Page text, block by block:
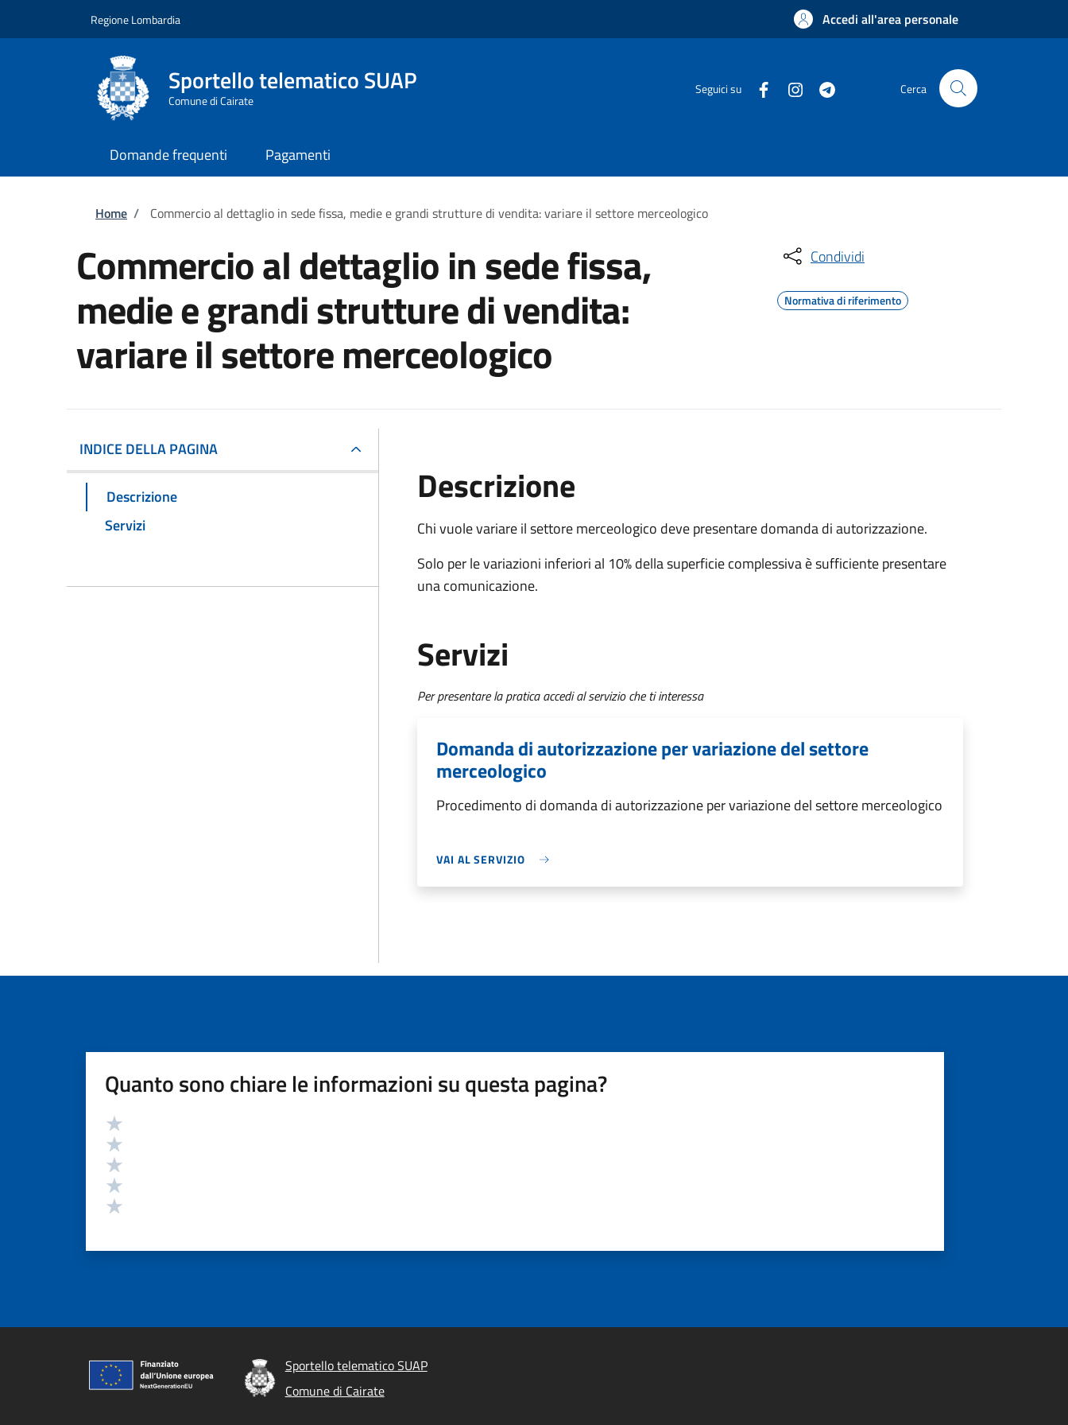
Regione Lombardia Accedi all'area personale
Sportello telematico SUAP
Comune di Cairate
Seguici su Cerca
Domande frequenti Pagamenti
Briciole di pane
Home / Commercio al dettaglio in sede fissa, medie e grandi strutture di vendita: variare il settore merceologico
Commercio al dettaglio in sede fissa,
medie e grandi strutture di vendita:
variare il settore merceologico
Condividi
Normativa di riferimento
INDICE DELLA PAGINA
Descrizione
Servizi
Descrizione
Chi vuole variare il settore merceologico deve presentare domanda di autorizzazione.
Solo per le variazioni inferiori al 10% della superficie complessiva è sufficiente presentare
una comunicazione.
Servizi
Per presentare la pratica accedi al servizio che ti interessa
Domanda di autorizzazione per variazione del settore
merceologico
Procedimento di domanda di autorizzazione per variazione del settore merceologico
VAI AL SERVIZIO
Quanto sono chiare le informazioni su questa pagina?
Valutazione
Sportello telematico SUAP
Comune di Cairate